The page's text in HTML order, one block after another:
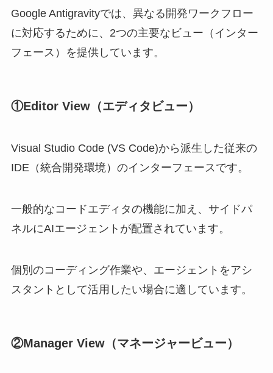
Google Antigravityでは、異なる開発ワークフロー
に対応するために、2つの主要なビュー（インター
フェース）を提供しています。
①Editor View（エディタビュー）
Visual Studio Code (VS Code)から派生した従来の
IDE（統合開発環境）のインターフェースです。
一般的なコードエディタの機能に加え、サイドパ
ネルにAIエージェントが配置されています。
個別のコーディング作業や、エージェントをアシ
スタントとして活用したい場合に適しています。
②Manager View（マネージャービュー）